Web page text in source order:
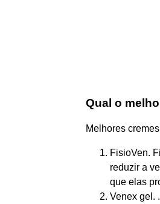
Qual o
Melhores
FisioVen.
reduzir a
que elas
Venex gel.